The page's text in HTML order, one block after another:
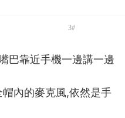
3#
巴靠近手機一邊講一邊
內的麥克風,依然是手